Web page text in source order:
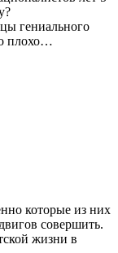
гениального
плохо…
которые из них
совершить.
жизни в